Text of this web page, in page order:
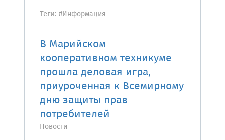
Теги: #Информация
В Марийском
кооперативном техникуме
прошла деловая игра,
приуроченная к Всемирному
дню защиты прав
потребителей
Новости